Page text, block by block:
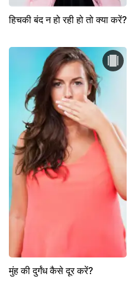
हिचकी बंद न हो रही हो तो क्या करें?
मुंह की दुर्गंध कैसे दूर करें?